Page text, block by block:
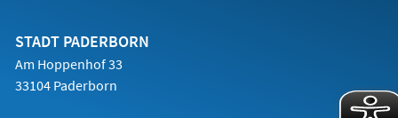
STADT PADERBORN
Am Hoppenhof 33
33104 Paderborn